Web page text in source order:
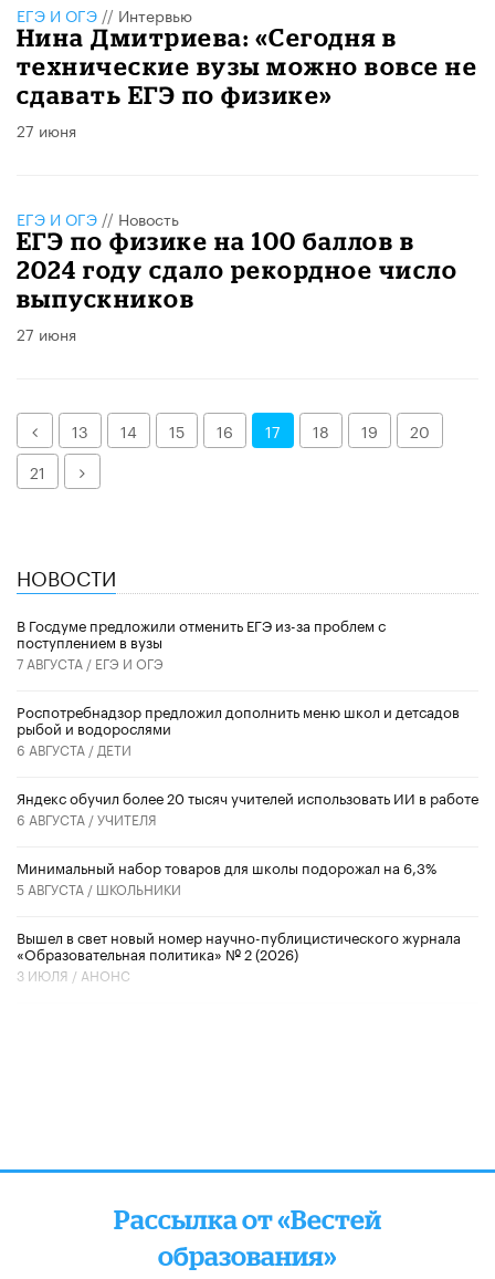
ЕГЭ И ОГЭ // Интервью
Нина Дмитриева: «Сегодня в
технические вузы можно вовсе не
сдавать ЕГЭ по физике»
27 июня
ЕГЭ И ОГЭ // Новость
ЕГЭ по физике на 100 баллов в
2024 году сдало рекордное число
выпускников
27 июня
Назад13 14 15 16 17 18 19
20
21
Далее
НОВОСТИ
В Госдуме предложили отменить ЕГЭ из-за проблем с
поступлением в вузы
7 АВГУСТА / ЕГЭ И ОГЭ
Роспотребнадзор предложил дополнить меню школ и детсадов
рыбой и водорослями
6 АВГУСТА / ДЕТИ
​Яндекс обучил более 20 тысяч учителей использовать ИИ в работе
6 АВГУСТА /УЧИТЕЛЯ
Минимальный набор товаров для школы подорожал на 6,3%
5 АВГУСТА / ШКОЛЬНИКИ
Вышел в свет новый номер научно-публицистического журнала
«Образовательная политика» № 2 (2026)
3 ИЮЛЯ / АНОНС
Рассылка от «Вестей
образования»